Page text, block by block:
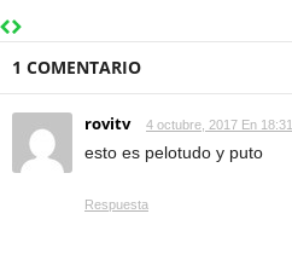
1 COMENTARIO
rovitv 4 octubre, 2017 En 18:31
esto es pelotudo y puto
Respuesta